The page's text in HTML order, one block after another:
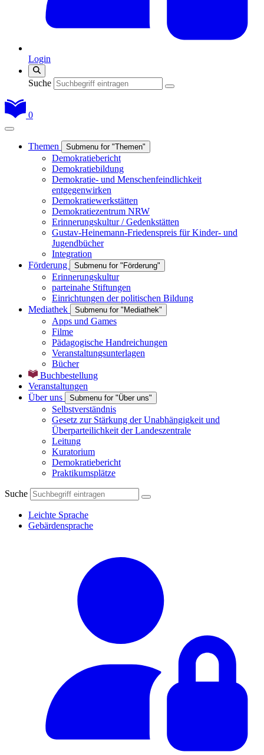
Login
Suche
0
Themen Submenu for "Themen"
Demokratiebericht
Demokratiebildung
Demokratie- und Menschenfeindlichkeit
entgegenwirken
Demokratiewerkstätten
Demokratiezentrum NRW
Erinnerungskultur / Gedenkstätten
Gustav-Heinemann-Friedenspreis für Kinder- und
Jugendbücher
Integration
Förderung
Submenu for "Förderung"
Erinnerungskultur
parteinahe Stiftungen
Einrichtungen der politischen Bildung
Mediathek
Submenu for "Mediathek"
Apps und Games
Filme
Pädagogische Handreichungen
Veranstaltungsunterlagen
Bücher
Buchbestellung
Veranstaltungen
Über uns
Submenu for "Über uns"
Selbstverständnis
Gesetz zur Stärkung der Unabhängigkeit und
Überparteilichkeit der Landeszentrale
Leitung
Kuratorium
Demokratiebericht
Praktikumsplätze
Suche
Leichte Sprache
Gebärdensprache